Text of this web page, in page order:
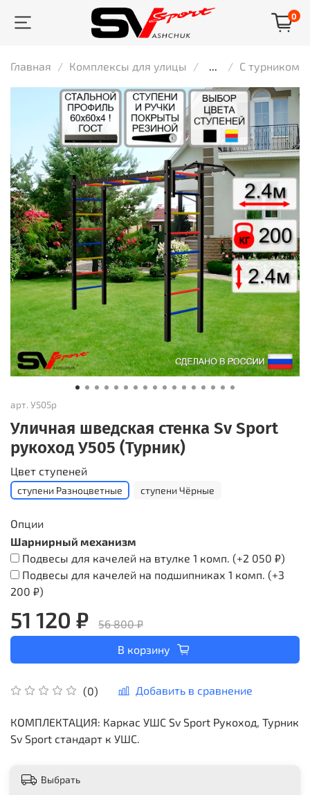
0
Главная Комплексы для улицы ... С турником
арт. У505р
Уличная шведская стенка Sv Sport
рукоход У505 (Турник)
(0) Добавить в сравнение
Цвет ступеней
ступени Разноцветные ступени Чёрные
Опции
Шарнирный механизм
Подвесы для качелей на втулке 1 комп. (+2 050 ₽)
Подвесы для качелей на подшипниках 1 комп. (+3
200 ₽)
51 120 ₽
56 800 ₽
В корзину
КОМПЛЕКТАЦИЯ: Каркас УШС Sv Sport Рукоход, Турник
Sv Sport стандарт к УШС.
Выбрать